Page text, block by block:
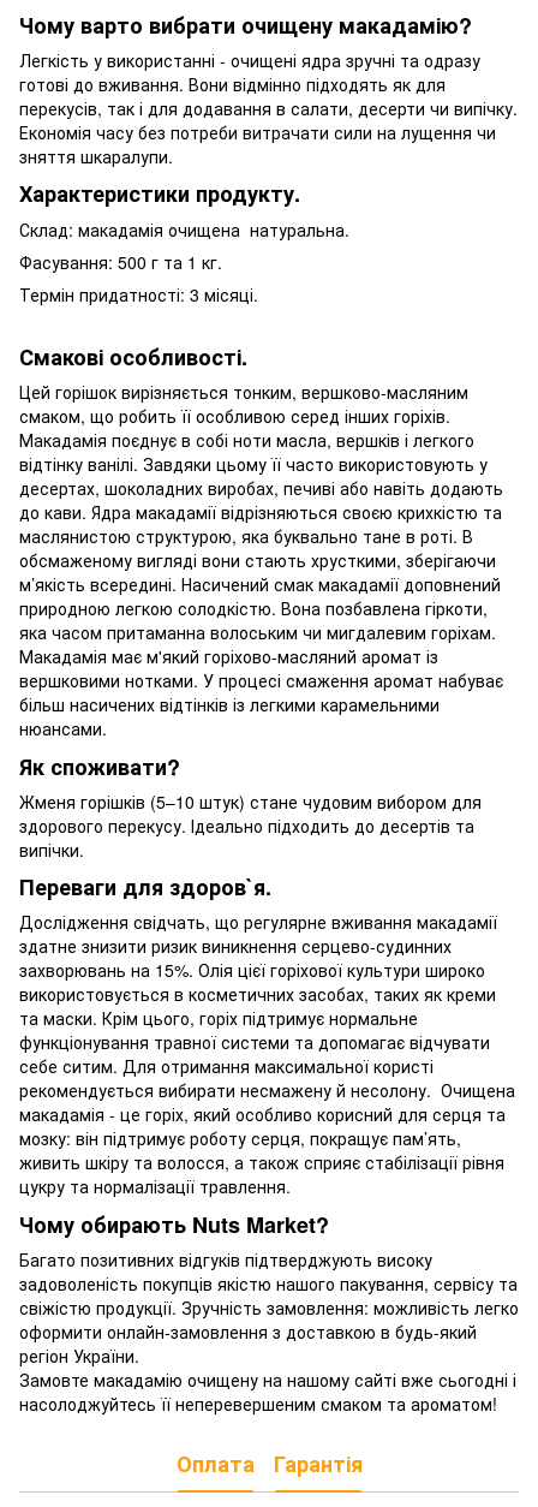
Чому варто вибрати очищену макадамію?
Легкість у використанні - очищені ядра зручні та одразу
готові до вживання. Вони відмінно підходять як для
перекусів, так і для додавання в салати, десерти чи випічку.
Економія часу без потреби витрачати сили на лущення чи
зняття шкаралупи.
Характеристики продукту.
Склад: макадамія очищена натуральна.
Фасування: 500 г та 1 кг.
Термін придатності: 3 місяці.
Смакові особливості.
Цей горішок вирізняється тонким, вершково-масляним
смаком, що робить її особливою серед інших горіхів.
Макадамія поєднує в собі ноти масла, вершків і легкого
відтінку ванілі. Завдяки цьому її часто використовують у
десертах, шоколадних виробах, печиві або навіть додають
до кави. Ядра макадамії відрізняються своєю крихкістю та
маслянистою структурою, яка буквально тане в роті. В
обсмаженому вигляді вони стають хрусткими, зберігаючи
м’якість всередині. Насичений смак макадамії доповнений
природною легкою солодкістю. Вона позбавлена гіркоти,
яка часом притаманна волоським чи мигдалевим горіхам.
Макадамія має м'який горіхово-масляний аромат із
вершковими нотками. У процесі смаження аромат набуває
більш насичених відтінків із легкими карамельними
нюансами.
Як споживати?
Жменя горішків (5–10 штук) стане чудовим вибором для
здорового перекусу. Ідеально підходить до десертів та
випічки.
Переваги для здоров`я.
Дослідження свідчать, що регулярне вживання макадамії
здатне знизити ризик виникнення серцево-судинних
захворювань на 15%. Олія цієї горіхової культури широко
використовується в косметичних засобах, таких як креми
та маски. Крім цього, горіх підтримує нормальне
функціонування травної системи та допомагає відчувати
себе ситим. Для отримання максимальної користі
рекомендується вибирати несмажену й несолону. Очищена
макадамія - це горіх, який особливо корисний для серця та
мозку: він підтримує роботу серця, покращує пам’ять,
живить шкіру та волосся, а також сприяє стабілізації рівня
цукру та нормалізації травлення.
Чому обирають Nuts Market?
Багато позитивних відгуків підтверджують високу
задоволеність покупців якістю нашого пакування, сервісу та
свіжістю продукції. Зручність замовлення: можливість легко
оформити онлайн-замовлення з доставкою в будь-який
регіон України.
Замовте макадамію очищену на нашому сайті вже сьогодні і
насолоджуйтесь її неперевершеним смаком та ароматом!
Оплата Гарантія